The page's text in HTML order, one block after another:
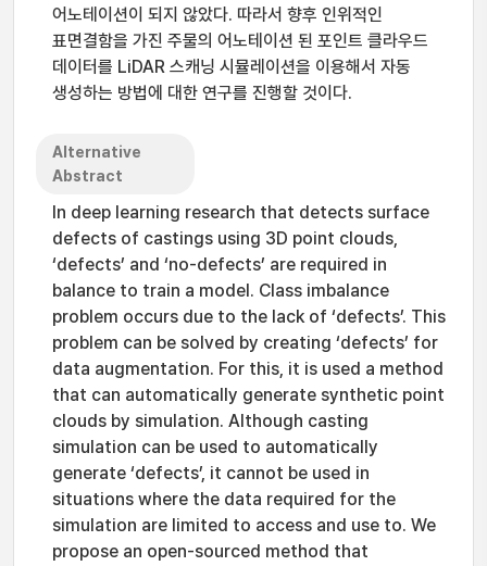
어노테이션이 되지 않았다. 따라서 향후 인위적인
표면결함을 가진 주물의 어노테이션 된 포인트 클라우드
데이터를 LiDAR 스캐닝 시뮬레이션을 이용해서 자동
생성하는 방법에 대한 연구를 진행할 것이다.
Alternative
Abstract
In deep learning research that detects surface
defects of castings using 3D point clouds,
‘defects’ and ‘no-defects’ are required in
balance to train a model. Class imbalance
problem occurs due to the lack of ‘defects’. This
problem can be solved by creating ‘defects’ for
data augmentation. For this, it is used a method
that can automatically generate synthetic point
clouds by simulation. Although casting
simulation can be used to automatically
generate ‘defects’, it cannot be used in
situations where the data required for the
simulation are limited to access and use to. We
propose an open-sourced method that